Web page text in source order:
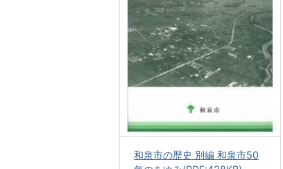
和泉市の歴史 別編 和泉市50